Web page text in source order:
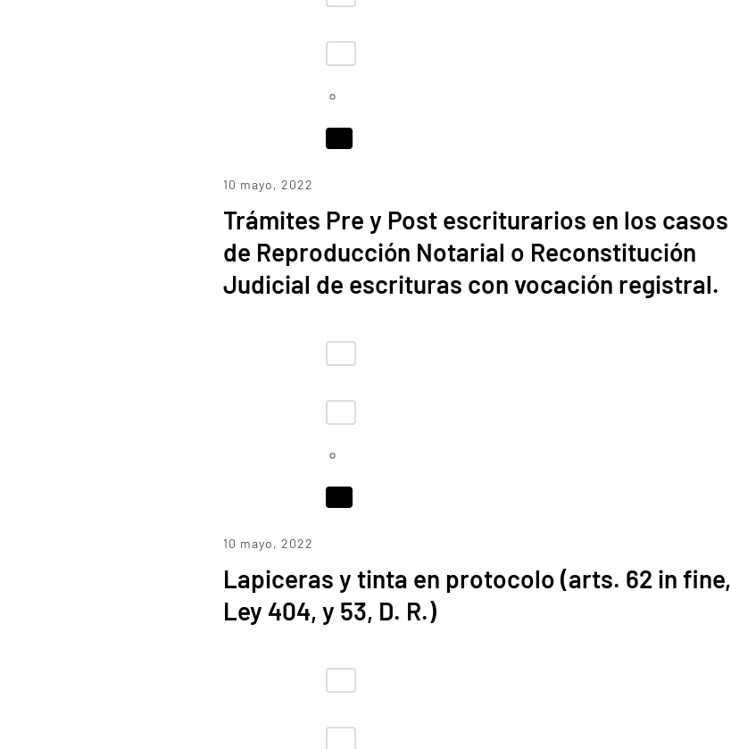
10 mayo, 2022
Trámites Pre y Post escriturarios en los casos
de Reproducción Notarial o Reconstitución
Judicial de escrituras con vocación registral.
10 mayo, 2022
Lapiceras y tinta en protocolo (arts. 62 in fine,
Ley 404, y 53, D. R.)